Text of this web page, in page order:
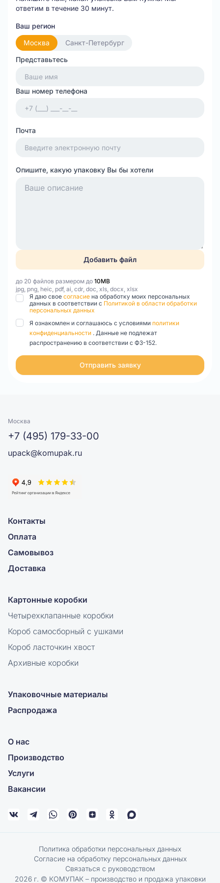
ответим в течение 30 минут.
Ваш регион
Москва
Санкт-Петербург
Представьтесь
Ваш номер телефона
Почта
Опишите, какую упаковку Вы бы хотели
Добавить файл
до 20 файлов размером до 10MB
jpg, png, heic, pdf, ai, cdr, doc, xls, docx, xlsx
Я даю свое согласие на обработку моих персональных
данных в соответствии с Политикой в области обработки
персональных данных
Я ознакомлен и соглашаюсь с условиями политики
конфиденциальности . Данные не подлежат
распространению в соответствии с ФЗ-152.
Отправить заявку
Москва
+7 (495) 179-33-00
upack@komupak.ru
Контакты
Оплата
Самовывоз
Доставка
Картонные коробки
Четырехклапанные коробки
Короб самосборный с ушками
Короб ласточкин хвост
Архивные коробки
Упаковочные материалы
Распродажа
О нас
Производство
Услуги
Вакансии
Политика обработки персональных данных
Согласие на обработку персональных данных
Связаться с руководством
2026 г. © КОМУПАК – производство и продажа упаковки